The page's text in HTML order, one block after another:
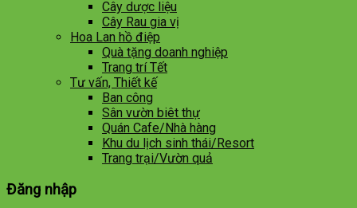
Cây dược liệu
Cây Rau gia vị
Hoa Lan hồ điệp
Quà tặng doanh nghiệp
Trang trí Tết
Tư vấn, Thiết kế
Ban công
Sân vườn biêt thự
Quán Cafe/Nhà hàng
Khu du lịch sinh thái/Resort
Trang trại/Vườn quả
Đăng nhập